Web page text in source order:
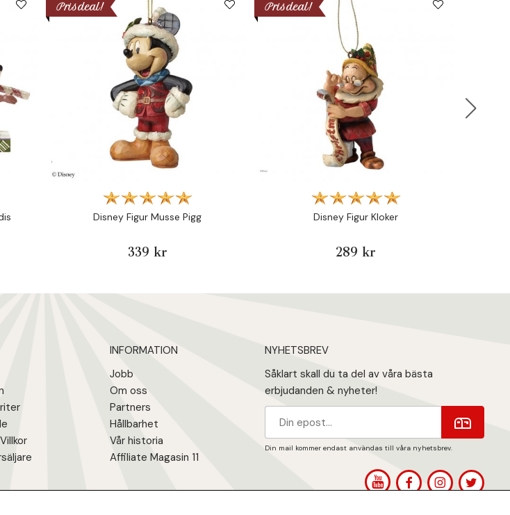
Prisdeal!
Disney Figur Musse Pigg
339 kr
Prisdeal!
Disney Figur Kloker
289 kr
INFORMATION
Jobb
Om oss
Partners
Hållbarhet
Vår historia
Affiliate Magasin 11
NYHETSBREV
Såklart skall du ta del av våra bästa
erbjudanden & nyheter!
Din mail kommer endast användas till våra nyhetsbrev.